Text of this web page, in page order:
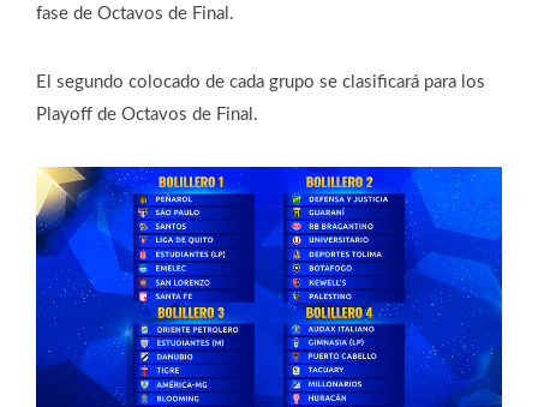
fase de Octavos de Final.
El segundo colocado de cada grupo se clasificará para los
Playoff de Octavos de Final.